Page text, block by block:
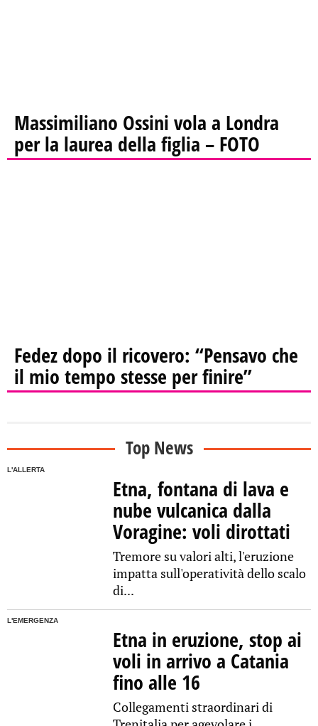
Massimiliano Ossini vola a Londra
per la laurea della figlia – FOTO
Fedez dopo il ricovero: “Pensavo che
il mio tempo stesse per finire”
Top News
L'ALLERTA
Etna, fontana di lava e
nube vulcanica dalla
Voragine: voli dirottati
Tremore su valori alti, l'eruzione
impatta sull'operatività dello scalo
di...
L'EMERGENZA
Etna in eruzione, stop ai
voli in arrivo a Catania
fino alle 16
Collegamenti straordinari di